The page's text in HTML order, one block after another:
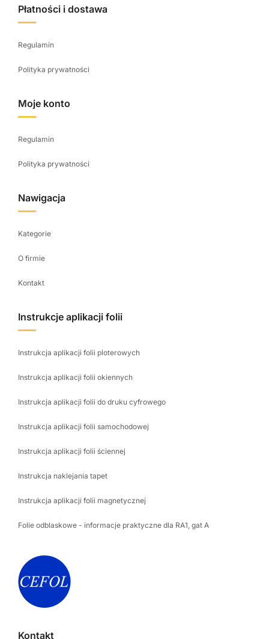
Płatności i dostawa
Regulamin
Polityka prywatności
Moje konto
Regulamin
Polityka prywatności
Nawigacja
Kategorie
O firmie
Kontakt
Instrukcje aplikacji folii
Instrukcja aplikacji folii ploterowych
Instrukcja aplikacji folii okiennych
Instrukcja aplikacji folii do druku cyfrowego
Instrukcja aplikacji folii samochodowej
Instrukcja aplikacji folii ściennej
Instrukcja naklejania tapet
Instrukcja aplikacji folii magnetycznej
Folie odblaskowe - informacje praktyczne dla RA1, gat A
Kontakt